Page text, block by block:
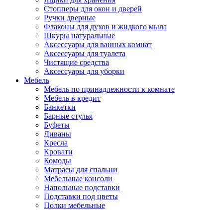
Стопперы для окон и дверей
Ручки дверные
Флаконы для духов и жидкого мыла
Шкуры натуральные
Аксессуары для ванных комнат
Аксессуары для туалета
Чистящие средства
Аксессуары для уборки
Мебель
Мебель по принадлежности к комнате
Мебель в кредит
Банкетки
Барные стулья
Буфеты
Диваны
Кресла
Кровати
Комоды
Матрасы для спальни
Мебельные консоли
Напольные подставки
Подставки под цветы
Полки мебельные